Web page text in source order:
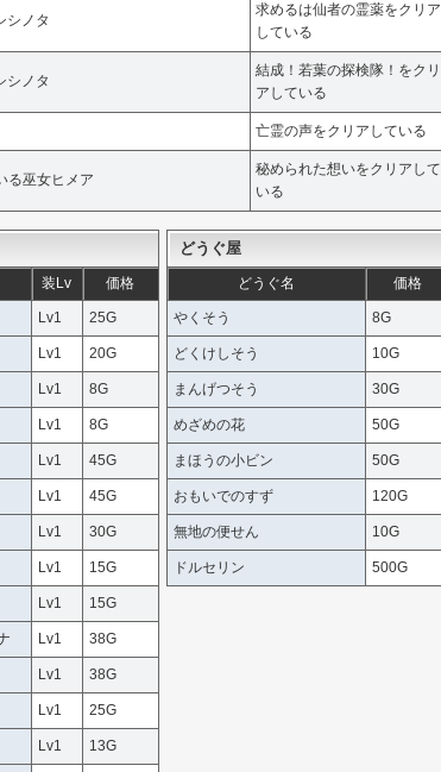
シノタ
求めるは仙者の霊薬をクリア
している
シノタ
結成！若葉の探検隊！をクリ
アしている
亡霊の声をクリアしている
る巫女ヒメア
秘められた想いをクリアして
いる
装Lv 価格
Lv1 25G
Lv1 20G
Lv1 8G
Lv1 8G
Lv1 45G
Lv1 45G
Lv1 30G
Lv1 15G
Lv1 15G
Lv1 38G
Lv1 38G
Lv1 25G
Lv1 13G
どうぐ屋
どうぐ名 価格
やくそう 8G
どくけしそう 10G
まんげつそう 30G
めざめの花 50G
まほうの小ビン 50G
おもいでのすず 120G
無地の便せん 10G
ドルセリン 500G